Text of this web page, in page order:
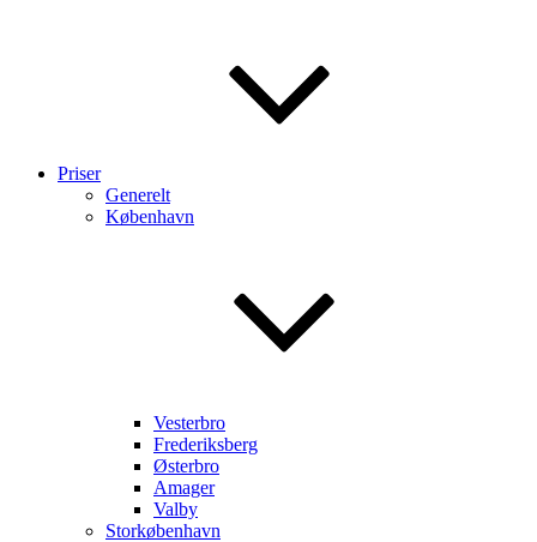
Priser
Generelt
København
Vesterbro
Frederiksberg
Østerbro
Amager
Valby
Storkøbenhavn